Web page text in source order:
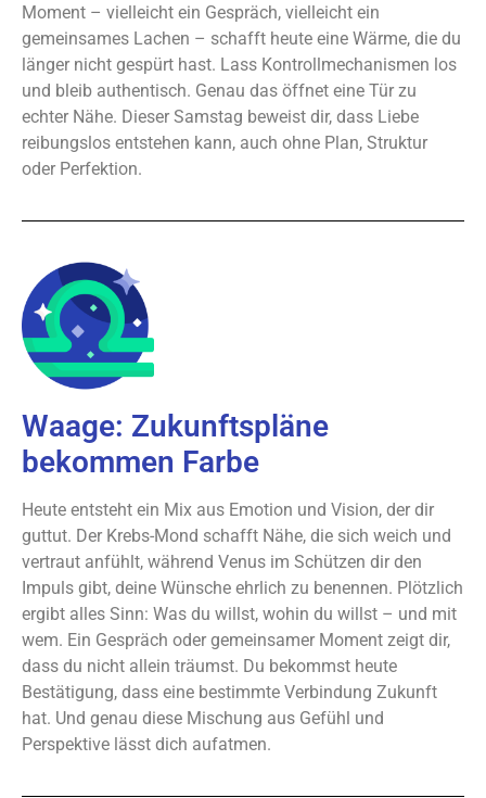
Moment – vielleicht ein Gespräch, vielleicht ein
gemeinsames Lachen – schafft heute eine Wärme, die du
länger nicht gespürt hast. Lass Kontrollmechanismen los
und bleib authentisch. Genau das öffnet eine Tür zu
echter Nähe. Dieser Samstag beweist dir, dass Liebe
reibungslos entstehen kann, auch ohne Plan, Struktur
oder Perfektion.
Waage: Zukunftspläne
bekommen Farbe
Heute entsteht ein Mix aus Emotion und Vision, der dir
guttut. Der Krebs-Mond schafft Nähe, die sich weich und
vertraut anfühlt, während Venus im Schützen dir den
Impuls gibt, deine Wünsche ehrlich zu benennen. Plötzlich
ergibt alles Sinn: Was du willst, wohin du willst – und mit
wem. Ein Gespräch oder gemeinsamer Moment zeigt dir,
dass du nicht allein träumst. Du bekommst heute
Bestätigung, dass eine bestimmte Verbindung Zukunft
hat. Und genau diese Mischung aus Gefühl und
Perspektive lässt dich aufatmen.